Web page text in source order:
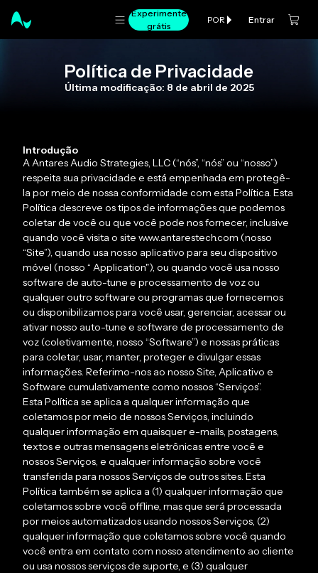
Experimente
grátis
POR Entrar
Política de Privacidade
Última modificação: 8 de abril de 2025
Introdução
A Antares Audio Strategies, LLC (“nós”, “nós” ou “nosso”)
respeita sua privacidade e está empenhada em protegê-
la por meio de nossa conformidade com esta Política. Esta
Política descreve os tipos de informações que podemos
coletar de você ou que você pode nos fornecer, inclusive
quando você visita o site www.antarestech.com (nosso
“Site”), quando usa nosso aplicativo para seu dispositivo
móvel (nosso “ Application"), ou quando você usa nosso
software de auto-tune e processamento de voz ou
qualquer outro software ou programas que fornecemos
ou disponibilizamos para você usar, gerenciar, acessar ou
ativar nosso auto-tune e software de processamento de
voz (coletivamente, nosso “Software”) e nossas práticas
para coletar, usar, manter, proteger e divulgar essas
informações. Referimo-nos ao nosso Site, Aplicativo e
Software cumulativamente como nossos “Serviços”.
Esta Política se aplica a qualquer informação que
coletamos por meio de nossos Serviços, incluindo
qualquer informação em quaisquer e-mails, postagens,
textos e outras mensagens eletrônicas entre você e
nossos Serviços, e qualquer informação sobre você
transferida para nossos Serviços de outros sites. Esta
Política também se aplica a (1) qualquer informação que
coletamos sobre você offline, mas que será processada
por meios automatizados usando nossos Serviços, (2)
qualquer informação que coletamos sobre você quando
você entra em contato com nosso atendimento ao cliente
ou usa nossos serviços de suporte, e (3) qualquer